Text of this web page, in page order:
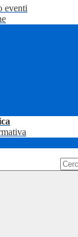
eventi